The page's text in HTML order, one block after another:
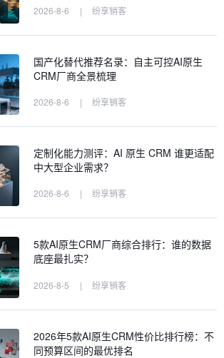
2026-8-6 | 纷享销客
国产化替代推荐名录：自主可控AI原生
CRM厂商全景梳理
2026-8-6 | 纷享销客
定制化能力测评：AI 原生 CRM 谁更适配
中大型企业需求？
2026-8-6 | 纷享销客
5款AI原生CRM厂商综合排行：谁的数据
底座最扎实？
2026-8-5 | 纷享销客
2026年5款AI原生CRM性价比排行榜：不
同预算区间的最优排名